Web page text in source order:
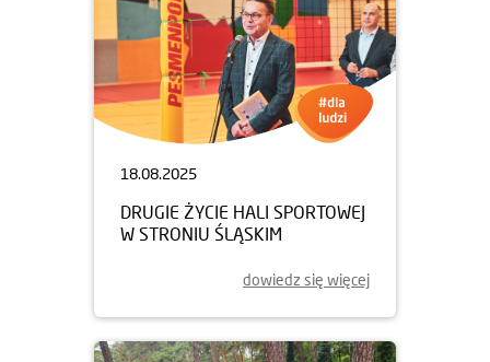
18.08.2025
DRUGIE ŻYCIE HALI SPORTOWEJ
W STRONIU ŚLĄSKIM
dowiedz się więcej